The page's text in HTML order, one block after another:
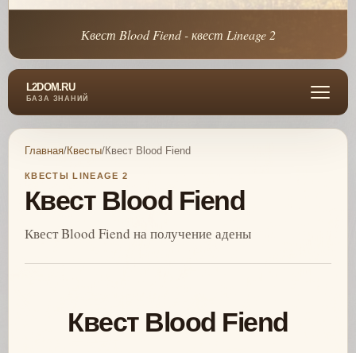
Квест Blood Fiend - квест Lineage 2
L2DOM.RU
БАЗА ЗНАНИЙ
Главная/Квесты/Квест Blood Fiend
КВЕСТЫ LINEAGE 2
Квест Blood Fiend
Квест Blood Fiend на получение адены
Квест Blood Fiend